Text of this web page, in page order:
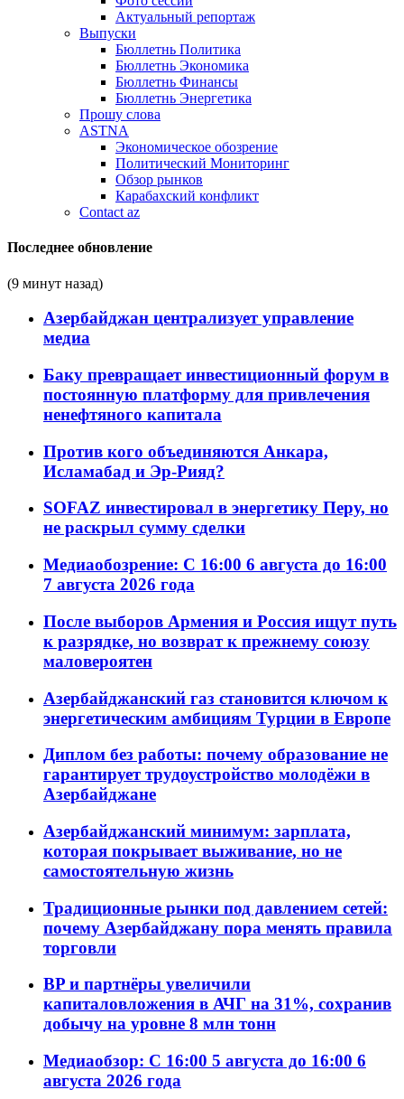
Актуальный репортаж
Выпуски
Бюллетнь Политика
Бюллетнь Экономика
Бюллетнь Финансы
Бюллетнь Энергетика
Прошу слова
ASTNA
Экономическое обозрение
Политический Мониторинг
Обзор рынков
Карабахский конфликт
Contact az
Последнее обновление
(9 минут назад)
Азербайджан централизует управление
медиа
Баку превращает инвестиционный форум в
постоянную платформу для привлечения
ненефтяного капитала
Против кого объединяются Анкара,
Исламабад и Эр-Рияд?
SOFAZ инвестировал в энергетику Перу, но
не раскрыл сумму сделки
Медиаобозрение: С 16:00 6 августа до 16:00
7 августа 2026 года
После выборов Армения и Россия ищут путь
к разрядке, но возврат к прежнему союзу
маловероятен
Азербайджанский газ становится ключом к
энергетическим амбициям Турции в Европе
Диплом без работы: почему образование не
гарантирует трудоустройство молодёжи в
Азербайджане
Азербайджанский минимум: зарплата,
которая покрывает выживание, но не
самостоятельную жизнь
Традиционные рынки под давлением сетей:
почему Азербайджану пора менять правила
торговли
BP и партнёры увеличили
капиталовложения в АЧГ на 31%, сохранив
добычу на уровне 8 млн тонн
Медиаобзор: С 16:00 5 августа до 16:00 6
августа 2026 года